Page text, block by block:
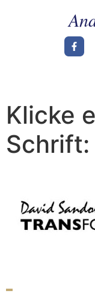
Klicke
Schrift: